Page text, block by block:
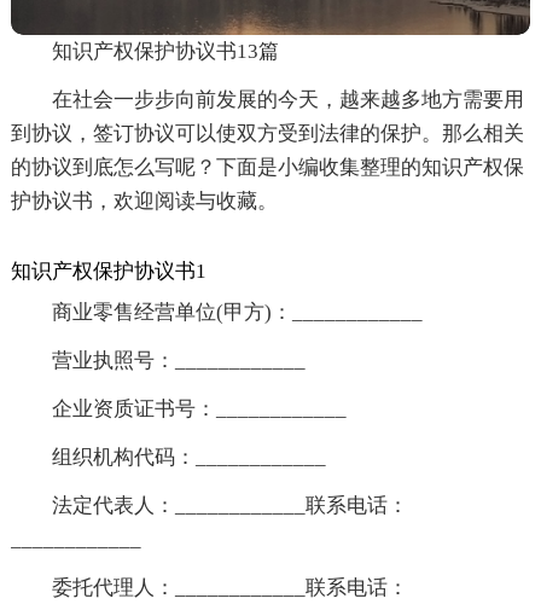
知识产权保护协议书13篇
在社会一步步向前发展的今天，越来越多地方需要用
到协议，签订协议可以使双方受到法律的保护。那么相关
的协议到底怎么写呢？下面是小编收集整理的知识产权保
护协议书，欢迎阅读与收藏。
知识产权保护协议书1
商业零售经营单位(甲方)：____________
营业执照号：____________
企业资质证书号：____________
组织机构代码：____________
法定代表人：____________联系电话：
委托代理人：____________联系电话：